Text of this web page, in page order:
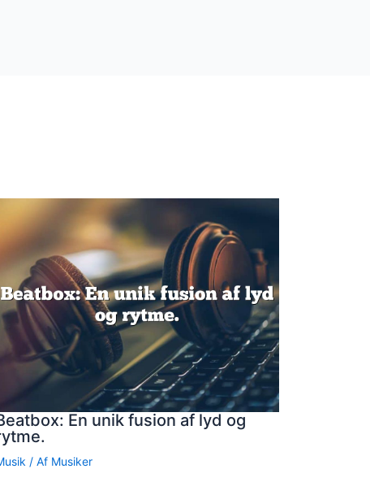
En unik fusion af lyd og
/ Af Musiker